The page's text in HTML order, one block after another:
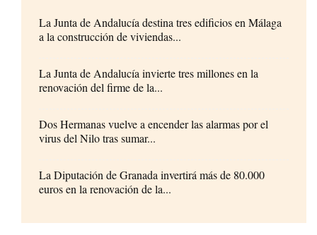
La Junta de Andalucía destina tres edificios en Málaga
a la construcción de viviendas...
La Junta de Andalucía invierte tres millones en la
renovación del firme de la...
Dos Hermanas vuelve a encender las alarmas por el
virus del Nilo tras sumar...
La Diputación de Granada invertirá más de 80.000
euros en la renovación de la...